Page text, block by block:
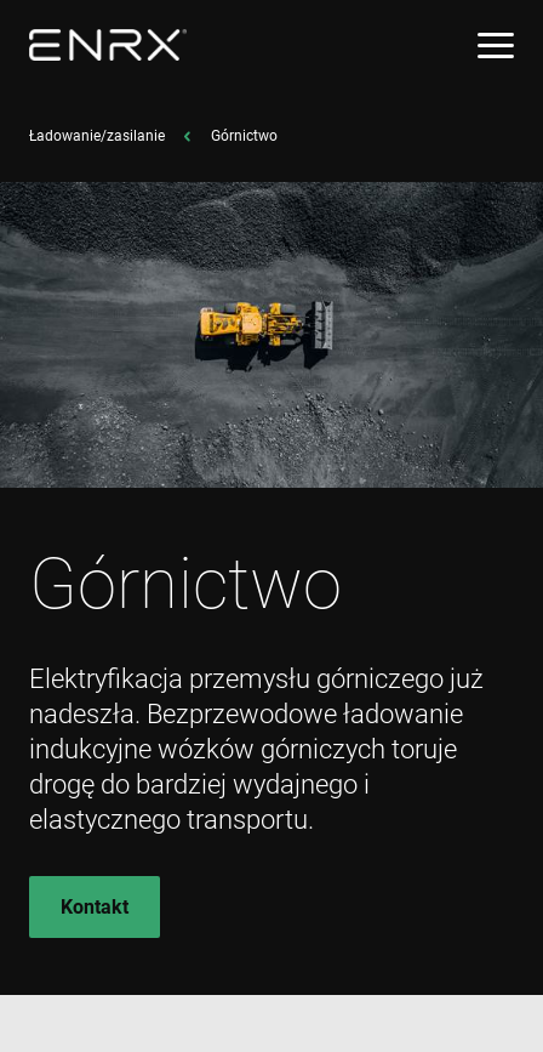
Ładowanie/zasilanie Górnictwo
Górnictwo
Elektryfikacja przemysłu górniczego już
nadeszła. Bezprzewodowe ładowanie
indukcyjne wózków górniczych toruje
drogę do bardziej wydajnego i
elastycznego transportu.
Kontakt